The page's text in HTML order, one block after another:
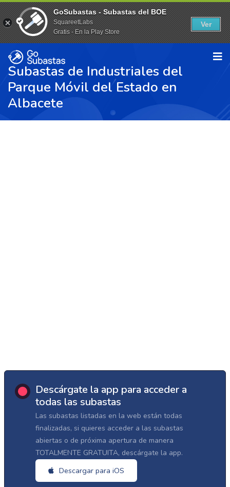
Subastas de Industriales del
Parque Móvil del Estado en
Albacete
Descárgate la app para acceder a
todas las subastas
Las subastas listadas en la web están todas
finalizadas, si quieres acceder a las subastas
abiertas o de próxima apertura de manera
TOTALMENTE GRATUITA, descárgate la app.
Descargar para iOS
GoSubastas - Subastas del BOE
SquareetLabs
Gratis - En la Play Store
Ver